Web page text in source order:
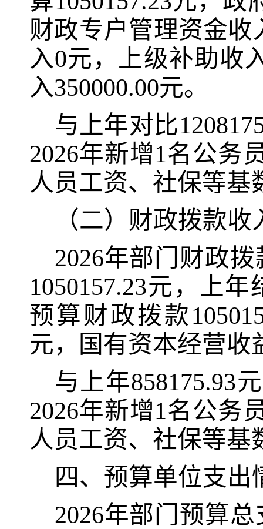
财政专户管理资金收
入0元，上级补助收
入350000.00元。
与上年对比
2026年新增1名公务
人员工资、社保等
（二）财政拨款收
2026年部门财政拨
1050157.23元 ，上年
预算财政拨款
元，国有资本经营收
与上年858175.93
2026年新增1名公务
人员工资、社保等
四、 预算单位支出
2026年部门预算总